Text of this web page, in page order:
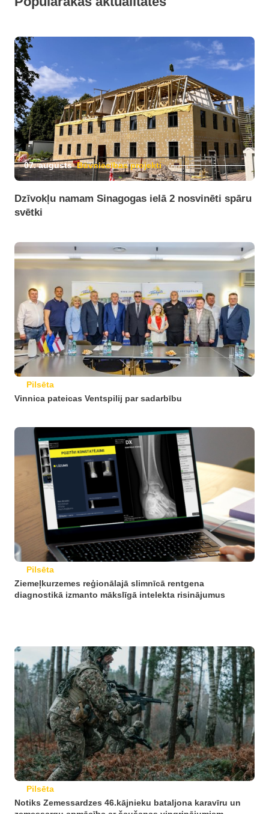
07. augusts Būvniecības projekti
Dzīvokļu namam Sinagogas ielā 2 nosvinēti spāru
svētki
Pilsēta
Vinnica pateicas Ventspilij par sadarbību
Pilsēta
Ziemeļkurzemes reģionālajā slimnīcā rentgena
diagnostikā izmanto mākslīgā intelekta risinājumus
Pilsēta
Notiks Zemessardzes 46.kājnieku bataljona karavīru un